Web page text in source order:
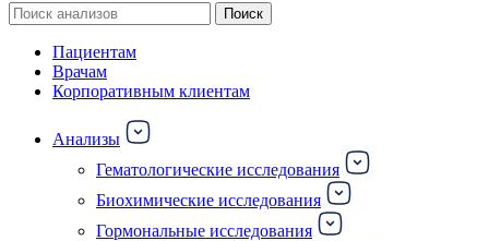
Поиск
по:
Поиск
Пациентам
Врачам
Корпоративным клиентам
Анализы
Гематологические исследования
Биохимические исследования
Гормональные исследования